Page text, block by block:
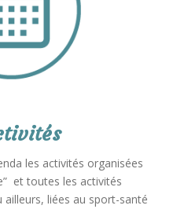
les activités organisées
et toutes les activités
liées au sport-santé